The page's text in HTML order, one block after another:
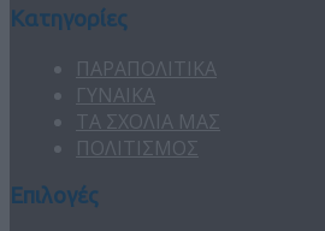
Κατηγορίες
ΠΑΡΑΠΟΛΙΤΙΚΑ
ΓΥΝΑΙΚΑ
ΤΑ ΣΧΟΛΙΑ ΜΑΣ
ΠΟΛΙΤΙΣΜΟΣ
Επιλογές